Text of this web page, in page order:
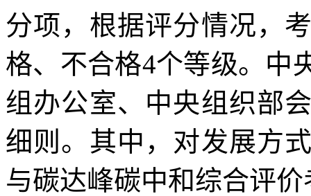
分项，根据评分情况，
格、不合格4个等级。中
组办公室、中央组织部
细则。其中，对发展方
与碳达峰碳中和综合评